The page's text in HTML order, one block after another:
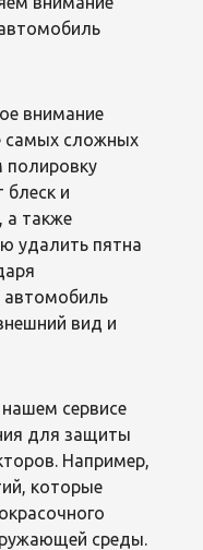
внимание
самых сложных
полировку
блеск и
а также
удалить пятна
вид и
сервисе
для защиты
Например,
которые
среды.